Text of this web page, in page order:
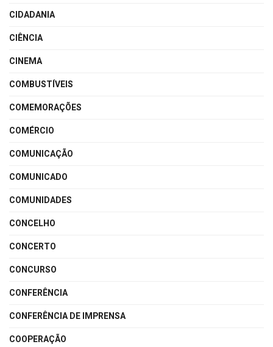
CIDADANIA
CIÊNCIA
CINEMA
COMBUSTÍVEIS
COMEMORAÇÕES
COMÉRCIO
COMUNICAÇÃO
COMUNICADO
COMUNIDADES
CONCELHO
CONCERTO
CONCURSO
CONFERÊNCIA
CONFERÊNCIA DE IMPRENSA
COOPERAÇÃO